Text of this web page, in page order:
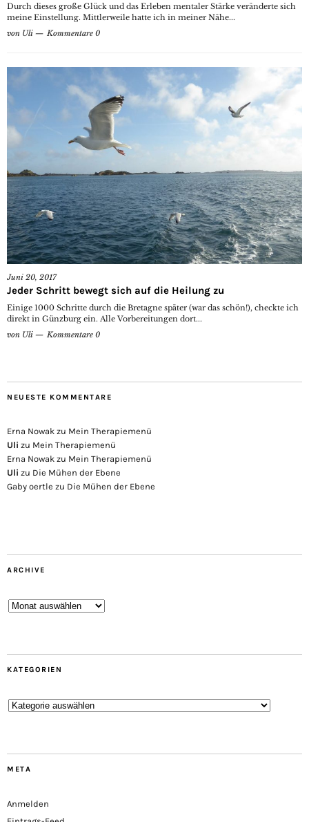
Durch dieses große Glück und das Erleben mentaler Stärke veränderte sich
meine Einstellung. Mittlerweile hatte ich in meiner Nähe...
von Uli Kommentare 0
Juni 20, 2017
Jeder Schritt bewegt sich auf die Heilung zu
Einige 1000 Schritte durch die Bretagne später (war das schön!), checkte ich
direkt in Günzburg ein. Alle Vorbereitungen dort...
von Uli Kommentare 0
NEUESTE KOMMENTARE
Erna Nowak zu Mein Therapiemenü
Uli zu Mein Therapiemenü
Erna Nowak zu Mein Therapiemenü
Uli zu Die Mühen der Ebene
Gaby oertle zu Die Mühen der Ebene
ARCHIVE
Archive
KATEGORIEN
Kategorien
META
Anmelden